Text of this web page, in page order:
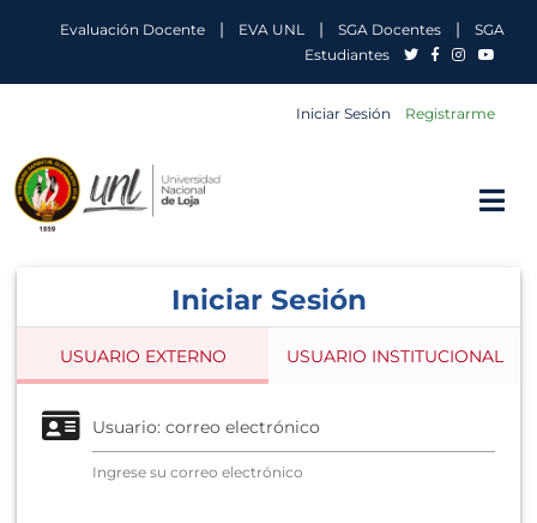
Evaluación Docente | EVA UNL | SGA Docentes |
SGA
Estudiantes
Iniciar Sesión Registrarme
Iniciar Sesión
USUARIO EXTERNO USUARIO INSTITUCIONAL
Usuario: correo electrónico
Ingrese su correo electrónico